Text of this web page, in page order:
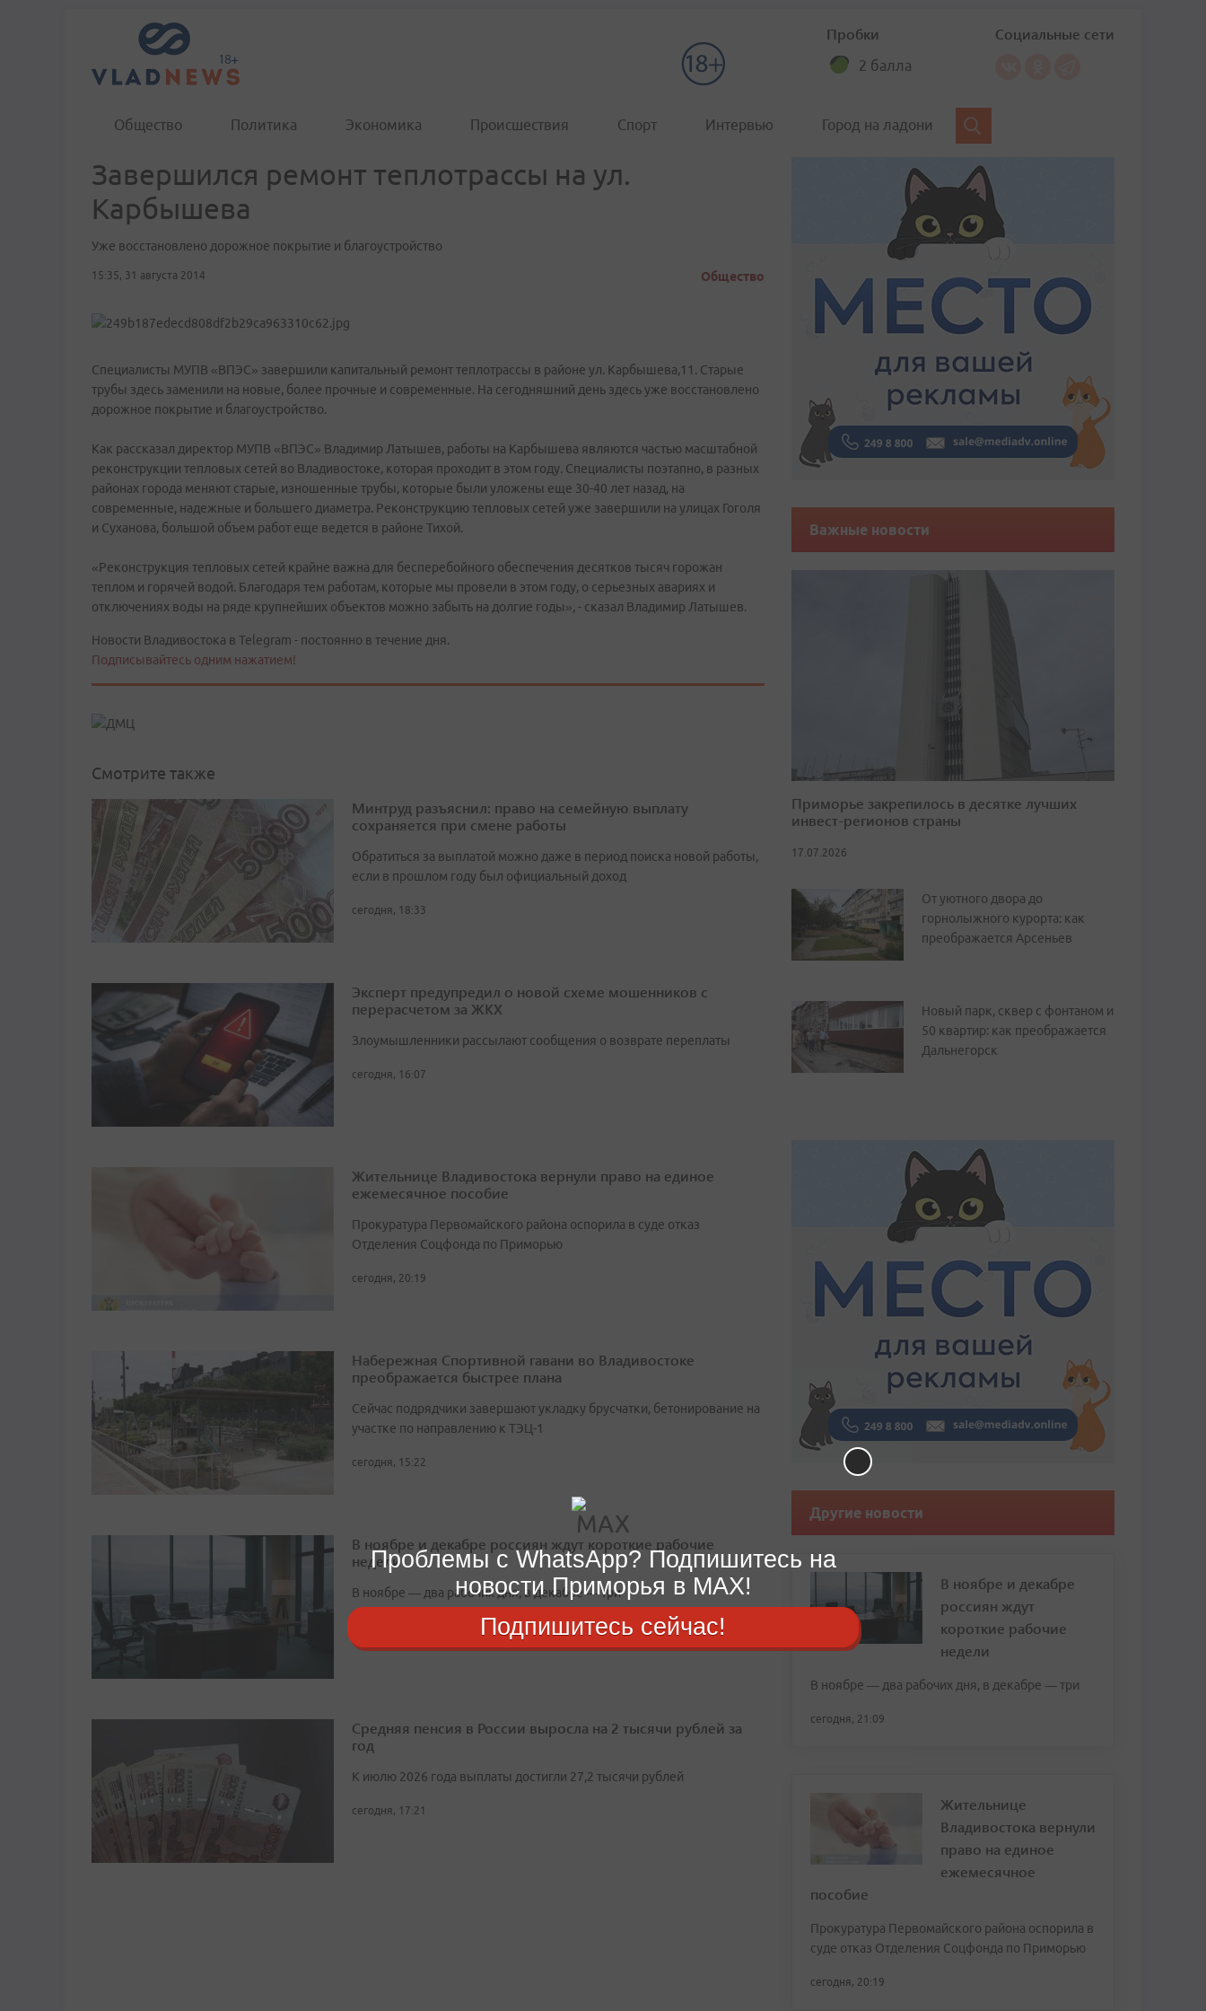
Пробки
2 балла
Социальные сети
Общество Политика Экономика Происшествия Спорт Интервью Город на ладони
Завершился ремонт теплотрассы на ул.
Карбышева
Уже восстановлено дорожное покрытие и благоустройство
15:35, 31 августа 2014 Общество
Специалисты МУПВ «ВПЭС» завершили капитальный ремонт теплотрассы в районе ул. Карбышева,11. Старые
трубы здесь заменили на новые, более прочные и современные. На сегодняшний день здесь уже восстановлено
дорожное покрытие и благоустройство.
Как рассказал директор МУПВ «ВПЭС» Владимир Латышев, работы на Карбышева являются частью масштабной
реконструкции тепловых сетей во Владивостоке, которая проходит в этом году. Специалисты поэтапно, в разных
районах города меняют старые, изношенные трубы, которые были уложены еще 30-40 лет назад, на
современные, надежные и большего диаметра. Реконструкцию тепловых сетей уже завершили на улицах Гоголя
и Суханова, большой объем работ еще ведется в районе Тихой.
«Реконструкция тепловых сетей крайне важна для бесперебойного обеспечения десятков тысяч горожан
теплом и горячей водой. Благодаря тем работам, которые мы провели в этом году, о серьезных авариях и
отключениях воды на ряде крупнейших объектов можно забыть на долгие годы», - сказал Владимир Латышев.
Новости Владивостока в Telegram - постоянно в течение дня.
Подписывайтесь одним нажатием!
Смотрите также
Минтруд разъяснил: право на семейную выплату
сохраняется при смене работы
Обратиться за выплатой можно даже в период поиска новой работы,
если в прошлом году был официальный доход
сегодня, 18:33
Эксперт предупредил о новой схеме мошенников с
перерасчетом за ЖКХ
Злоумышленники рассылают сообщения о возврате переплаты
сегодня, 16:07
Жительнице Владивостока вернули право на единое
ежемесячное пособие
Прокуратура Первомайского района оспорила в суде отказ
Отделения Соцфонда по Приморью
сегодня, 20:19
Набережная Спортивной гавани во Владивостоке
преображается быстрее плана
Сейчас подрядчики завершают укладку брусчатки, бетонирование на
участке по направлению к ТЭЦ-1
сегодня, 15:22
В ноябре и декабре россиян ждут короткие рабочие
недели
В ноябре — два рабочих дня, в декабре — три
Средняя пенсия в России выросла на 2 тысячи рублей за
год
К июлю 2026 года выплаты достигли 27,2 тысячи рублей
сегодня, 17:21
Важные новости
Приморье закрепилось в десятке лучших
инвест-регионов страны
17.07.2026
От уютного двора до
горнолыжного курорта: как
преображается Арсеньев
Новый парк, сквер с фонтаном и
50 квартир: как преображается
Дальнегорск
Другие новости
В ноябре и декабре
россиян ждут
короткие рабочие
недели
В ноябре — два рабочих дня, в декабре — три
сегодня, 21:09
Жительнице
Владивостока вернули
право на единое
ежемесячное
пособие
Прокуратура Первомайского района оспорила в
суде отказ Отделения Соцфонда по Приморью
сегодня, 20:19
Проблемы с WhatsApp? Подпишитесь на
новости Приморья в MAX!
Подпишитесь сейчас!